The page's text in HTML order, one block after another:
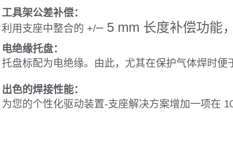
工具架公差补偿：
利用支座中整合的 +/–5 mm 长度补偿功能
电绝缘托盘：
托盘标配为电绝缘。由此，尤其在保护气体焊时便
出色的焊接性能：
为您的个性化驱动装置-支座解决方案增加一项在